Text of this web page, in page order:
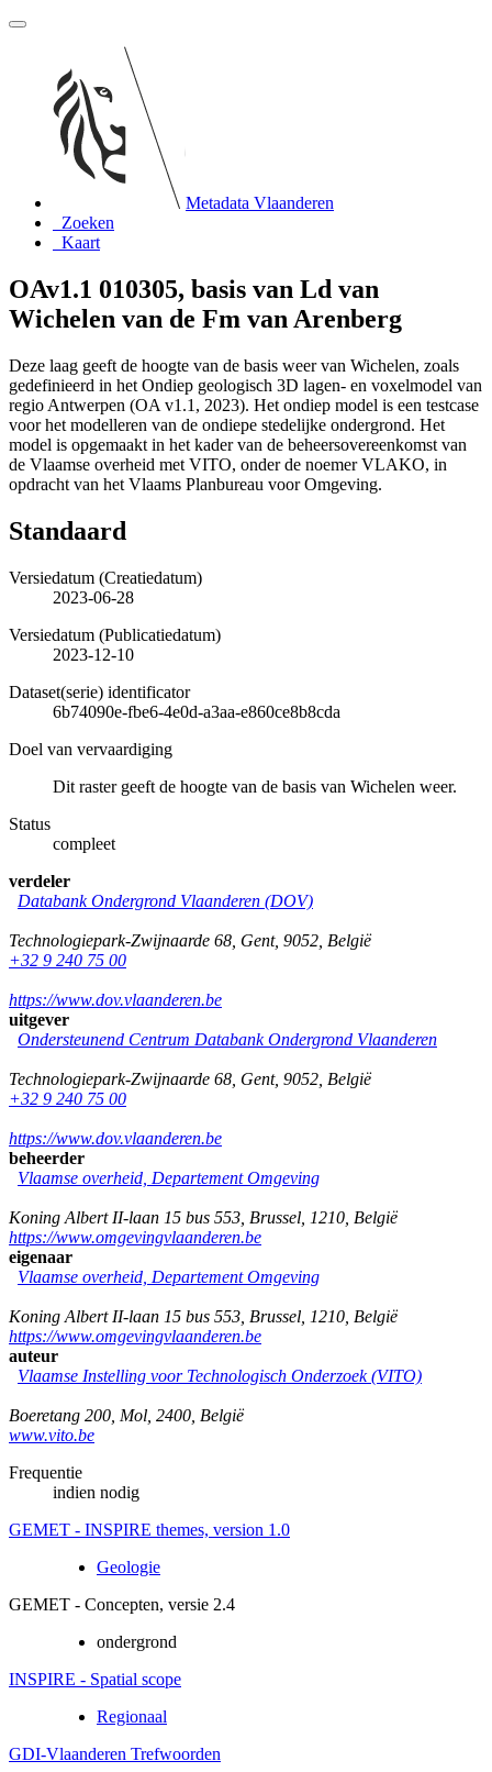
Metadata Vlaanderen
Zoeken
Kaart
OAv1.1 010305, basis van Ld van
Wichelen van de Fm van Arenberg
Deze laag geeft de hoogte van de basis weer van Wichelen, zoals
gedefinieerd in het Ondiep geologisch 3D lagen- en voxelmodel van
regio Antwerpen (OA v1.1, 2023). Het ondiep model is een testcase
voor het modelleren van de ondiepe stedelijke ondergrond. Het
model is opgemaakt in het kader van de beheersovereenkomst van
de Vlaamse overheid met VITO, onder de noemer VLAKO, in
opdracht van het Vlaams Planbureau voor Omgeving.
Standaard
Versiedatum (Creatiedatum)
2023-06-28
Versiedatum (Publicatiedatum)
2023-12-10
Dataset(serie) identificator
6b74090e-fbe6-4e0d-a3aa-e860ce8b8cda
Doel van vervaardiging
Dit raster geeft de hoogte van de basis van Wichelen weer.
Status
compleet
verdeler
Databank Ondergrond Vlaanderen (DOV)
Technologiepark-Zwijnaarde 68 Gent, 9052 België
+32 9 240 75 00
https://www.dov.vlaanderen.be
uitgever
Ondersteunend Centrum Databank Ondergrond Vlaanderen
Technologiepark-Zwijnaarde 68 Gent, 9052 België
+32 9 240 75 00
https://www.dov.vlaanderen.be
beheerder
Vlaamse overheid, Departement Omgeving
Koning Albert II-laan 15 bus 553 Brussel 1210 België
https://www.omgevingvlaanderen.be
eigenaar
Vlaamse overheid, Departement Omgeving
Koning Albert II-laan 15 bus 553 Brussel 1210 België
https://www.omgevingvlaanderen.be
auteur
Vlaamse Instelling voor Technologisch Onderzoek (VITO)
Boeretang 200 Mol 2400 België
www.vito.be
Frequentie
indien nodig
GEMET - INSPIRE themes, version 1.0
Geologie
GEMET - Concepten, versie 2.4
ondergrond
INSPIRE - Spatial scope
Regionaal
GDI-Vlaanderen Trefwoorden